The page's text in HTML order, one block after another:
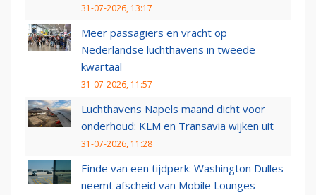
31-07-2026, 13:17
Meer passagiers en vracht op
Nederlandse luchthavens in tweede
kwartaal
31-07-2026, 11:57
Luchthavens Napels maand dicht voor
onderhoud: KLM en Transavia wijken uit
31-07-2026, 11:28
Einde van een tijdperk: Washington Dulles
neemt afscheid van Mobile Lounges